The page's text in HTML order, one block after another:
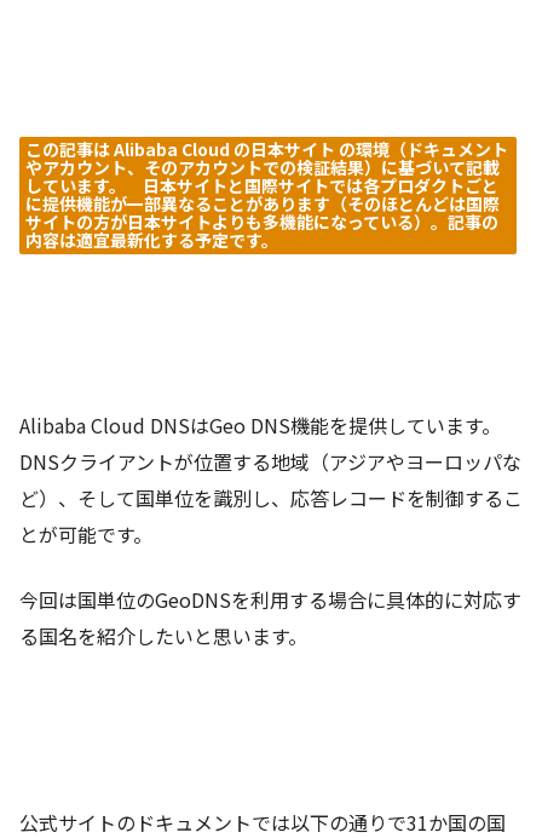
この記事は Alibaba Cloud の日本サイト の環境（ドキュメント
やアカウント、そのアカウントでの検証結果）に基づいて記載
しています。 日本サイトと国際サイトでは各プロダクトごと
に提供機能が一部異なることがあります（そのほとんどは国際
サイトの方が日本サイトよりも多機能になっている）。記事の
内容は適宜最新化する予定です。
Alibaba Cloud DNSはGeo DNS機能を提供しています。
DNSクライアントが位置する地域（アジアやヨーロッパな
ど）、そして国単位を識別し、応答レコードを制御するこ
とが可能です。
今回は国単位のGeoDNSを利用する場合に具体的に対応す
る国名を紹介したいと思います。
公式サイトのドキュメントでは以下の通りで31か国の国